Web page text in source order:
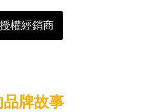
權經銷商
品牌故事